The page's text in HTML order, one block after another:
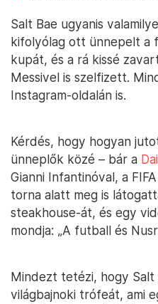
Salt Bae ugyanis
kifolyólag ott ünnepelt a
kupát, és a rá kissé
Messivel is szelfizett.
Instagram-oldalán is.
Kérdés, hogy hogyan
ünneplők közé – bár a
Gianni Infantinóval, a
torna alatt meg is
steakhouse-át, és egy
mondja: „A futball és
Mindezt tetézi, hogy Salt
világbajnoki trófeát, ami